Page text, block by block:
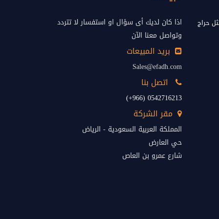
حراج
اذا كان لديك أى سؤال او استفسار لا تتردد
وتواصل معنا الآن
بريد المبيعات
Sales@efadh.com
اتصل بنا
0542716213 (966+)
مقر الشركة
المملكة العربية السعودية - الرياض
حي العارض
شارع عمرو بن العاص